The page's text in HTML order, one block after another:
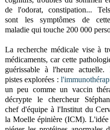
de l'odorat, constipation... Tels
sont les symptômes de cette
maladie qui touche 200 000
La recherche médicale vise à
médicaments, car cette
guérissable à l'heure actuelle.
pistes explorées :
un peu comme un vaccin
décrypte le chercheur
chef d'équipe à l'Institut du
la Moelle épinière (ICM). L'idée